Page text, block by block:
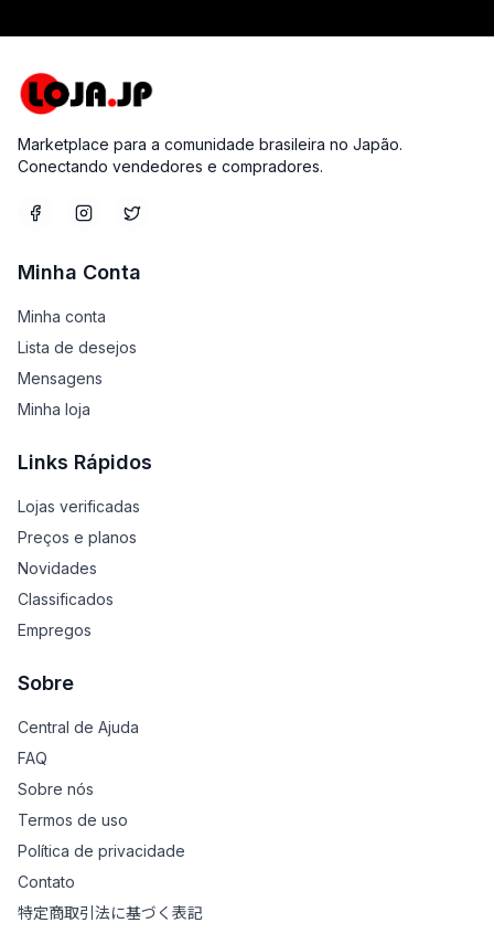
Marketplace para a comunidade brasileira no Japão.
Conectando vendedores e compradores.
Minha Conta
Minha conta
Lista de desejos
Mensagens
Minha loja
Links Rápidos
Lojas verificadas
Preços e planos
Novidades
Classificados
Empregos
Sobre
Central de Ajuda
FAQ
Sobre nós
Termos de uso
Política de privacidade
Contato
特定商取引法に基づく表記